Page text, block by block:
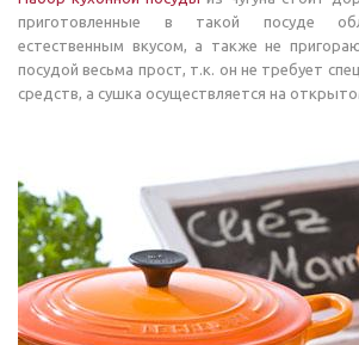
приготовленные в такой посуде
естественным вкусом, а также не
посудой весьма прост, т.к. он не требует
средств, а сушка осуществляется на